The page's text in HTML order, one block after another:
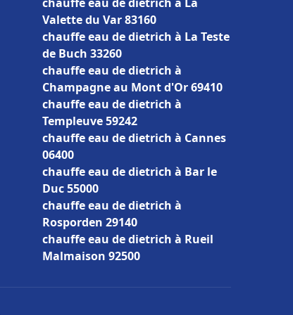
Valette du Var 83160
chauffe eau de dietrich à La Teste
de Buch 33260
chauffe eau de dietrich à
Champagne au Mont d'Or 69410
chauffe eau de dietrich à
Templeuve 59242
chauffe eau de dietrich à Cannes
06400
chauffe eau de dietrich à Bar le
Duc 55000
chauffe eau de dietrich à
Rosporden 29140
chauffe eau de dietrich à Rueil
Malmaison 92500